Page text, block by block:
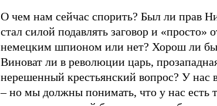
О чем нам сейчас спорить? Был ли прав
стал силой подавлять заговор и «просто»
немецким шпионом или нет? Хорош ли
Виноват ли в революции царь,
нерешенный крестьянский вопрос? У нас
– но мы должны понимать, что у нас есть